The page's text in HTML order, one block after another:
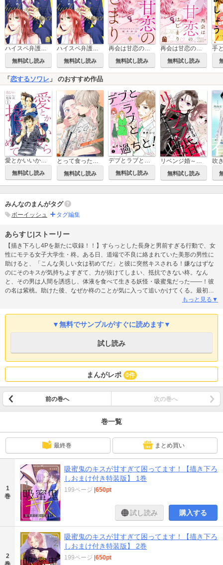
無料試し読み 無料試し読み 無料試し読み 無料試し読み
「 恋するソワレ 」 のおすすめ作品
愛とかいいから抱きしめて
無料試し読み 無料試し読み
デブとラブと過ちと！
無料試し読み 無料試し読み
吹
みんなのまんがタグ
ボーイッシュ タグ編集
あらすじ|ストーリー
【描き下ろし4Pを新たに収録！！】すらっとした長身と男前すぎる行動で、女
性にモテる女子大学生・柊。ある日、道端で不良に絡まれていた美形の男性に
助けると、「こんな美しい女は初めてだ」と彼に突然キスされる！嫌なはずな
のにそのキスが気持ちよすぎて、力が抜けてしまい、抵抗できない柊。なん
と、その男は人間を誘惑し、体液を食べて生きる妖怪・吸蜜鬼だった――！彼
の名は紫桃。助けた後、なぜか柊のことが気に入って追いかけてくる。最初は
紫桃を邪見に思っていた柊だったが、とろけるようなキス・初めての女の子扱
始まる求愛ラブスタート！【恋するソワレ】【本作品は「吸蜜鬼のキスが甘す
ぎて困ってます！」第13～18巻を収録した電子特装版です】
もっと見る▼
▼無料でサンプルがすぐに読めます▼
試し読み
まんがレポ 0件
前の巻へ 次の巻へ
巻一覧
最終巻 まとめ買い
1
巻
吸蜜鬼のキスが甘すぎて困ってます！【描き下ろ
しおまけ付き特装版】 1巻
199ページ |650pt
試し読み 購入する
2
吸蜜鬼のキスが甘すぎて困ってます！【描き下ろ
しおまけ付き特装版】 2巻
199ページ |650pt